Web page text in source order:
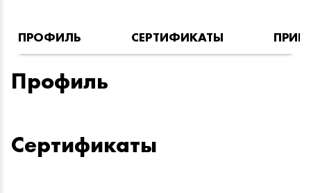
ПРОФИЛЬ СЕРТИФИКАТЫ
Профиль
Сертификаты